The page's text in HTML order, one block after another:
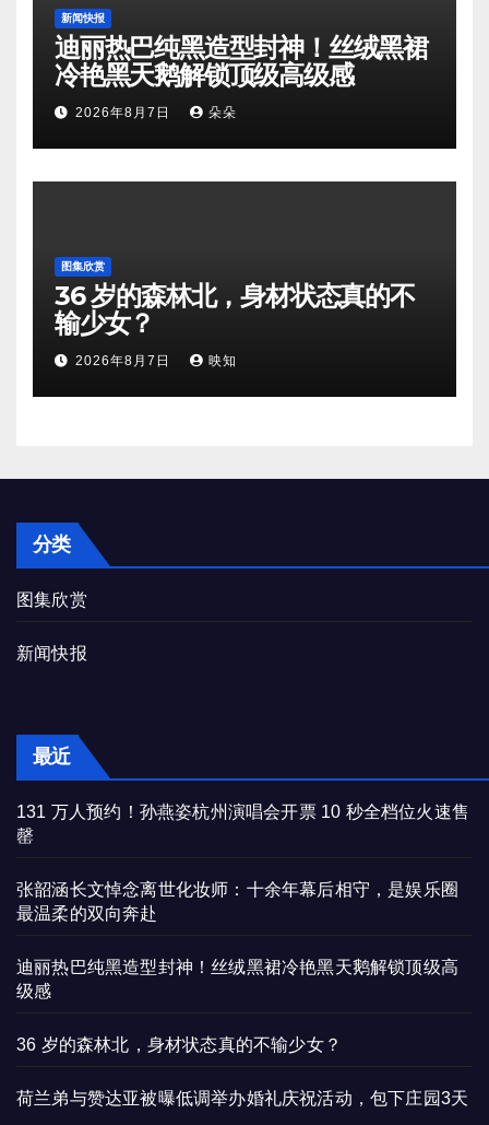
新闻快报
迪丽热巴纯黑造型封神！丝绒黑裙
冷艳黑天鹅解锁顶级高级感
2026年8月7日 朵朵
图集欣赏
36 岁的森林北，身材状态真的不
输少女？
2026年8月7日 映知
分类
图集欣赏
新闻快报
最近
131 万人预约！孙燕姿杭州演唱会开票 10 秒全档位火速售
罄
张韶涵长文悼念离世化妆师：十余年幕后相守，是娱乐圈
最温柔的双向奔赴
迪丽热巴纯黑造型封神！丝绒黑裙冷艳黑天鹅解锁顶级高
级感
36 岁的森林北，身材状态真的不输少女？
荷兰弟与赞达亚被曝低调举办婚礼庆祝活动，包下庄园3天